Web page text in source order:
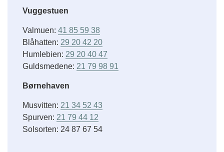
Vuggestuen
Valmuen: 41 85 59 38
Blåhatten: 29 20 42 20
Humlebien: 29 20 40 47
Guldsmedene: 21 79 98 91
Børnehaven
Musvitten: 21 34 52 43
Spurven: 21 79 44 12
Solsorten: 24 87 67 54